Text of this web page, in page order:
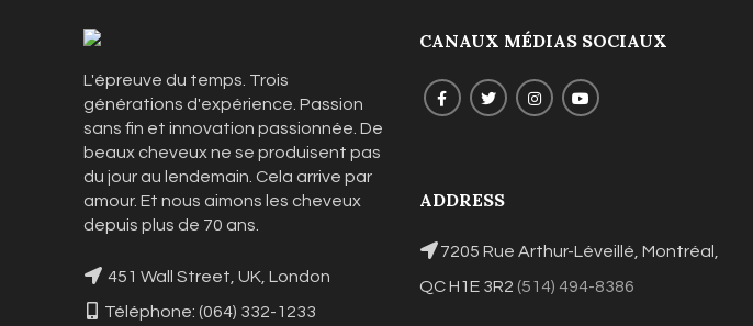
L'épreuve du temps. Trois
générations d'expérience. Passion
sans fin et innovation passionnée. De
beaux cheveux ne se produisent pas
du jour au lendemain. Cela arrive par
amour. Et nous aimons les cheveux
depuis plus de 70 ans.
451 Wall Street, UK, London
Téléphone: (064) 332-1233
CANAUX MÉDIAS SOCIAUX
ADDRESS
7205 Rue Arthur-Léveillé, Montréal,
QC H1E 3R2 (514) 494-8386